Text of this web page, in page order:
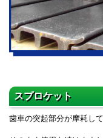
スプロケット
歯車の突起部分が摩耗し